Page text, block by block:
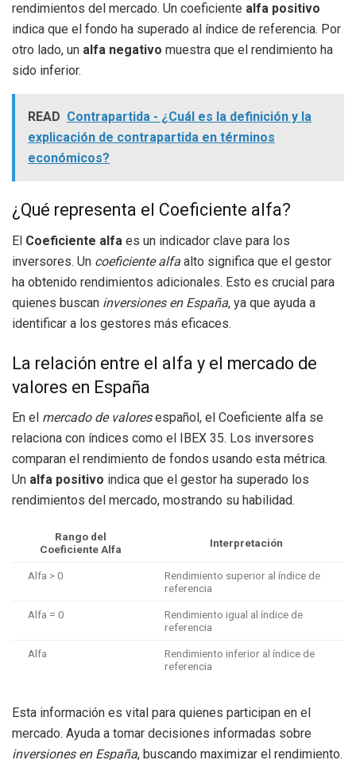
rendimientos del mercado. Un coeficiente alfa positivo
indica que el fondo ha superado al índice de referencia. Por
otro lado, un alfa negativo muestra que el rendimiento ha
sido inferior.
READ Contrapartida - ¿Cuál es la definición y la
explicación de contrapartida en términos
económicos?
¿Qué representa el Coeficiente alfa?
El Coeficiente alfa es un indicador clave para los
inversores. Un coeficiente alfa alto significa que el gestor
ha obtenido rendimientos adicionales. Esto es crucial para
quienes buscan inversiones en España, ya que ayuda a
identificar a los gestores más eficaces.
La relación entre el alfa y el mercado de
valores en España
En el mercado de valoresespañol, el Coeficiente alfa se
relaciona con índices como el IBEX 35. Los inversores
comparan el rendimiento de fondos usando esta métrica.
Un alfa positivo indica que el gestor ha superado los
rendimientos del mercado, mostrando su habilidad.
Rango del
Coeficiente Alfa
Interpretación
Alfa > 0
Rendimiento superior al índice de
referencia
Alfa = 0
Rendimiento igual al índice de
referencia
Alfa
Rendimiento inferior al índice de
referencia
Esta información es vital para quienes participan en el
mercado. Ayuda a tomar decisiones informadas sobre
inversiones en España, buscando maximizar el rendimiento.